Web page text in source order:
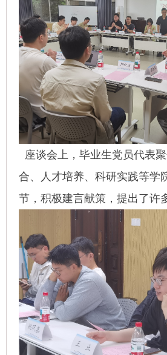
座谈会上，毕业生党员代表
合、人才培养、科研实践等学
节，积极建言献策，提出了许